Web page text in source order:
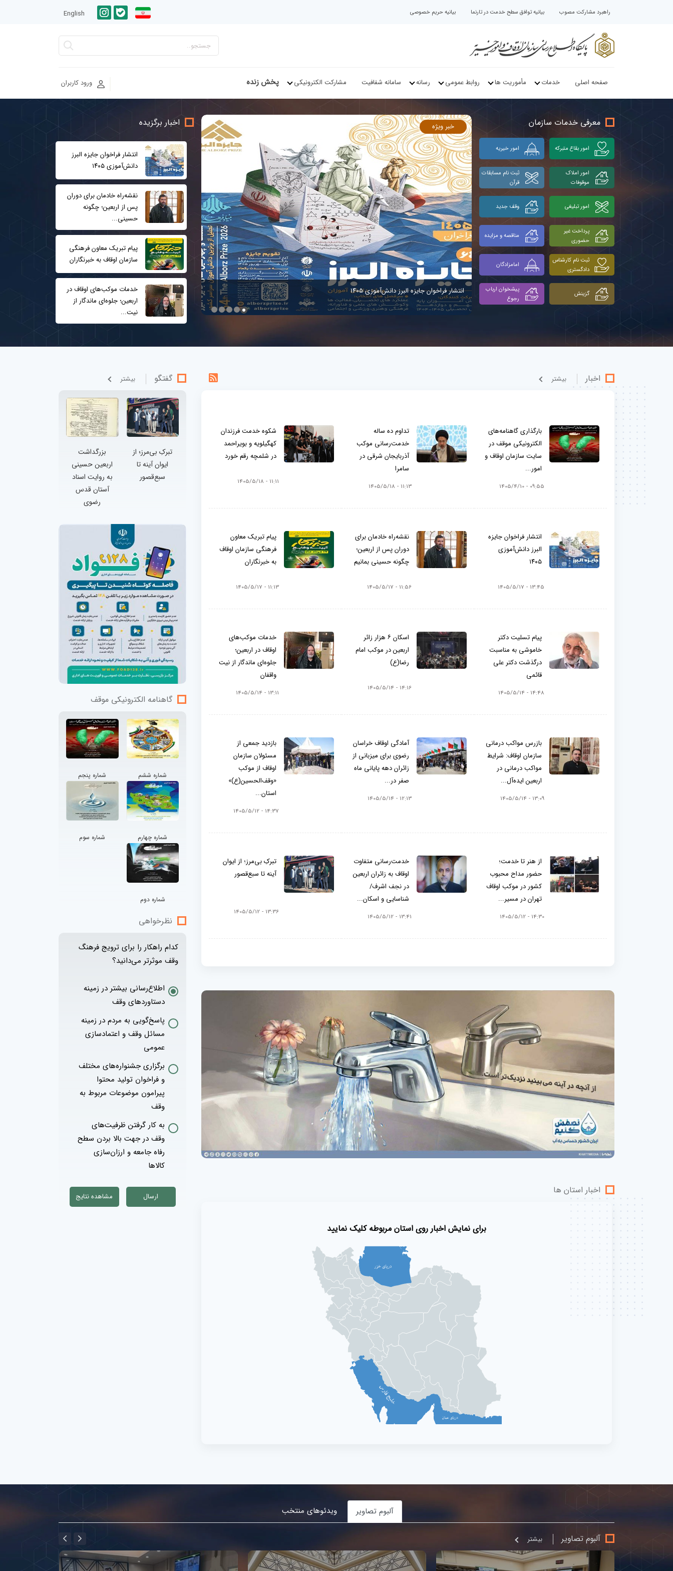
راهبرد مشارکت مصوب بیانیه توافق سطح خدمت در تارنما بیانیه حریم خصوصی English
صفحه اصلی خدمات مأموریت ها روابط عمومی رسانه سامانه شفافیت مشارکت الکترونیکی پخش زنده ورود کاربران
معرفی خدمات سازمان
امور بقاع متبرکه امور خیریه
امور املاک
موقوفات
ثبت نام مسابقات
قرآن
امور تبلیغی وقف جدید
پرداخت غیر
حضوری
مناقصه و مزایده
ثبت نام کارشناس
دادگستری
امامزادگان
گزینش
پیشخوان ارباب
رجوع
خبر ویژه
انتشار فراخوان جایزه البرز دانش‌آموزی ۱۴۰۵
اخبار برگزیده
انتشار فراخوان جایزه البرز
دانش‌آموزی ۱۴۰۵
نقشه‌راه خادمان برای دوران
پس از اربعین؛ چگونه
حسینی...
پیام تبریک معاون فرهنگی
سازمان اوقاف به خبرنگاران
خدمات موکب‌های اوقاف در
اربعین؛ جلوه‌ای ماندگار از
نیت...
اخبار بيشتر
بارگذاری گاهنامه‌های
الکترونیکی موقف در
سایت سازمان اوقاف و
امور...
09:55 - 1405/4/10
تداوم ده ساله
خدمت‌رسانی موکب
آذربایجان شرقی در
سامرا
11:13 - 1405/5/18
شکوه خدمت فرزندان
کهگیلویه و بویراحمد
در شلمچه رقم خورد
11:11 - 1405/5/18
انتشار فراخوان جایزه
البرز دانش‌آموزی
۱۴۰۵
13:45 - 1405/5/17
نقشه‌راه خادمان برای
دوران پس از اربعین؛
چگونه حسینی بمانیم
11:56 - 1405/5/17
پیام تبریک معاون
فرهنگی سازمان اوقاف
به خبرنگاران
11:13 - 1405/5/17
پیام تسلیت دکتر
خاموشی به مناسبت
درگذشت دکتر علی
قائمی
14:48 - 1405/5/14
اسکان ۶ هزار زائر
اربعین در موکب امام
رضا(ع)
14:16 - 1405/5/14
خدمات موکب‌های
اوقاف در اربعین؛
جلوه‌ای ماندگار از نیت
واقفان
13:11 - 1405/5/14
بازرس مواکب درمانی
سازمان اوقاف: شرایط
مواکب درمانی در
اربعین ایده‌آل...
13:09 - 1405/5/14
آمادگی اوقاف خراسان
رضوی برای میزبانی از
زائران دهه پایانی ماه
صفر در...
12:13 - 1405/5/14
بازدید جمعی از
مسئولان سازمان
اوقاف از موکب
«وقف‌الحسین(ع)»
استان...
14:37 - 1405/5/12
از هنر تا خدمت؛
حضور مداح محبوب
کشور در موکب اوقاف
تهران در مسیر...
14:30 - 1405/5/12
خدمت‌رسانی متفاوت
اوقاف به زائران اربعین
در نجف اشرف/
شناسایی و اسکان...
13:41 - 1405/5/12
تبرکِ بی‌مرز؛ از ایوان
آینه تا سبع‌قصور
13:36 - 1405/5/12
اخبار استان ها
گفتگو بيشتر
تبرکِ بی‌مرز؛ از
ایوان آینه تا
سبع‌قصور
بزرگداشت
اربعین حسینی
به روایت اسناد
آستان قدس
رضوی
گاهنامه الکترونیکی موقف
شماره ششم شماره پنجم
شماره چهارم شماره سوم
شماره دوم
نظرخواهی
کدام راهکار را برای ترویج فرهنگ
وقف موثرتر می‌دانید؟
اطلاع‌رسانی بیشتر در زمینه
دستاوردهای وقف
پاسخ‌گویی به مردم در زمینه
مسائل وقف و اعتمادسازی
عمومی
برگزاری جشنواره‌های مختلف
و فراخوان تولید محتوا
پیرامون موضوعات مربوط به
وقف
به کار گرفتن ظرفیت‌های
وقف در جهت بالا بردن سطح
رفاه جامعه و ارزان‌سازی
کالاها
آلبوم تصاویر ویدئوهای منتخب
آلبوم تصاویر بيشتر